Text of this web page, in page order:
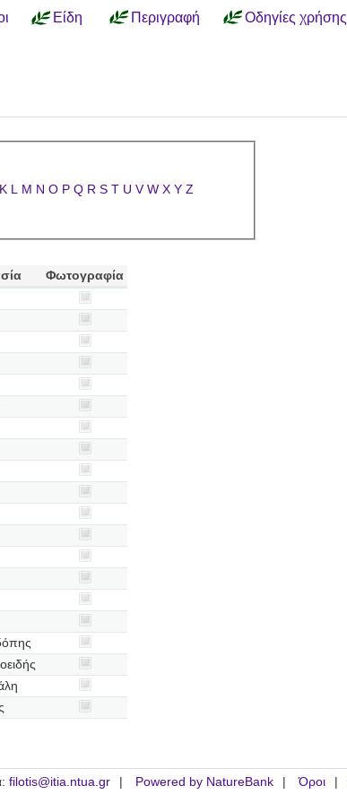
Είδη Περιγραφή Οδηγίες χρήσης
K L M N O P Q R S T U V W X Y Z
Φωτογραφία
filotis@itia.ntua.gr Powered by NatureBank Όροι